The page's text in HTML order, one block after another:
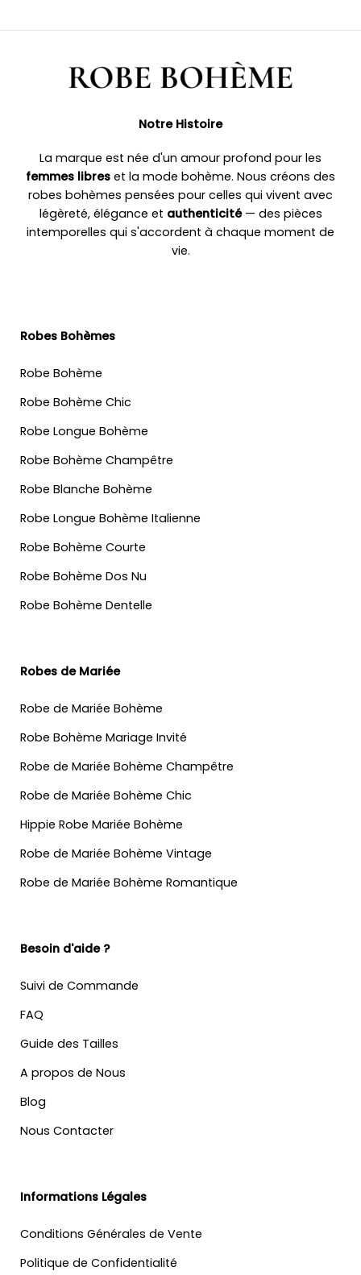
Notre Histoire
La marque est née d'un amour profond pour les
femmes libres et la mode bohème. Nous créons des
robes bohèmes pensées pour celles qui vivent avec
légèreté, élégance et authenticité— des pièces
intemporelles qui s'accordent à chaque moment de
vie.
Robes Bohèmes
Robe Bohème
Robe Bohème Chic
Robe Longue Bohème
Robe Bohème Champêtre
Robe Blanche Bohème
Robe Longue Bohème Italienne
Robe Bohème Courte
Robe Bohème Dos Nu
Robe Bohème Dentelle
Robes de Mariée
Robe de Mariée Bohème
Robe Bohème Mariage Invité
Robe de Mariée Bohème Champêtre
Robe de Mariée Bohème Chic
Hippie Robe Mariée Bohème
Robe de Mariée Bohème Vintage
Robe de Mariée Bohème Romantique
Besoin d'aide ?
Suivi de Commande
FAQ
Guide des Tailles
A propos de Nous
Blog
Nous Contacter
Informations Légales
Conditions Générales de Vente
Politique de Confidentialité